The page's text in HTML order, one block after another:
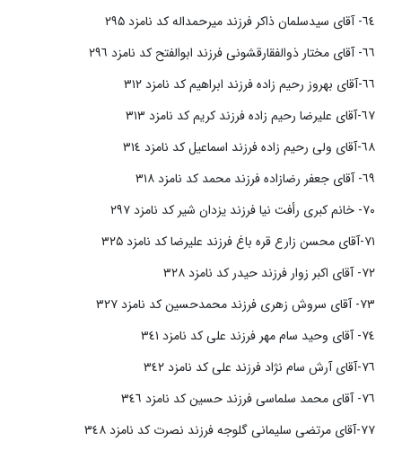
٦٤- آقای سیدسلمان ذاکر فرزند میرحمداله کد نامزد ۲۹۵
٦٦- آقای مختار ذوالفقارقشونی فرزند ابوالفتح کد نامزد ٢٩٦
٦٦-آقای بهروز رحیم زاده فرزند ابراهیم کد نامزد ٣١٢
٦٧-آقای علیرضا رحیم زاده فرزند کریم کد نامزد ٣١٣
٦٨-آقای ولی رحیم زاده فرزند اسماعیل کد نامزد ٣١٤
٦٩- آقای جعفر رضازاده فرزند محمد کد نامزد ٣١٨
٧٠- خانم کبری رأفت نیا فرزند یزدان شیر کد نامزد ٢٩٧
٧١-آقای محسن زارع قره باغ فرزند علیرضا کد نامزد ۳۲۵
٧٢- آقای اکبر زوار فرزند حیدر کد نامزد ٣٢٨
٧٣- آقای سروش زهری فرزند محمدحسین کد نامزد ٣٢٧
٧٤- آقای وحید سام مهر فرزند علی کد نامزد ٣٤١
٧٦-آقای آرش سام نژاد فرزند علی کد نامزد ٣٤٢
٧٦- آقای محمد سلماسی فرزند حسین کد نامزد ٣٤٦
٧٧-آقای مرتضی سلیمانی گلوجه فرزند نصرت کد نامزد ٣٤٨